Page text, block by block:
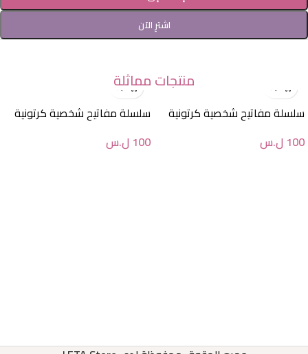
اشترِ الآن
منتجات مماثلة
سلسلة مفاتيح شخصية كرتونية
100 ل.س
سلسلة مفاتيح شخصية كرتونية
100 ل.س